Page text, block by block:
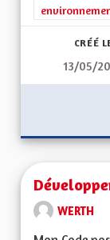
CRÉÉ
13/05/
WERTH